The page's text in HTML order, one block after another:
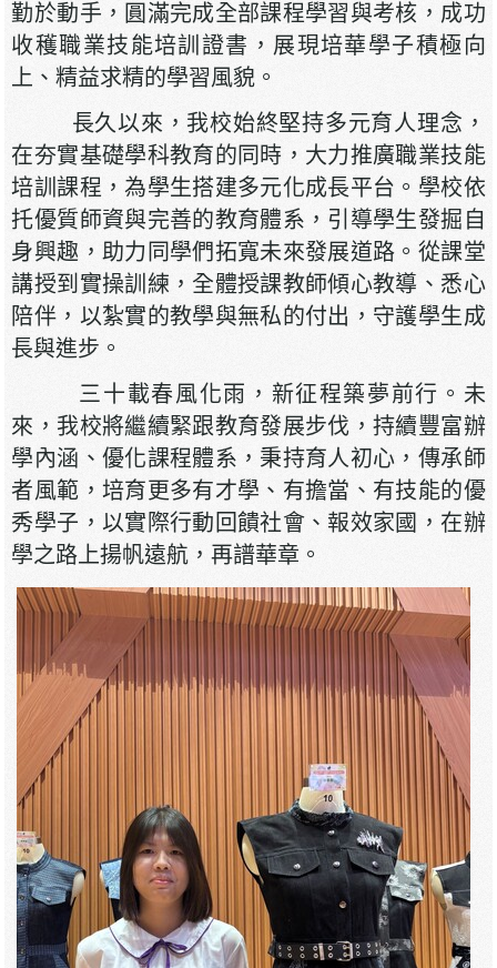
勤於動手，圓滿完成全部課程學習與考核，成功
收穫職業技能培訓證書，展現培華學子積極向
上、精益求精的學習風貌。
長久以來，我校始終堅持多元育人理念，
在夯實基礎學科教育的同時，大力推廣職業技能
培訓課程，為學生搭建多元化成長平台。學校依
托優質師資與完善的教育體系，引導學生發掘自
身興趣，助力同學們拓寬未來發展道路。從課堂
講授到實操訓練，全體授課教師傾心教導、悉心
陪伴，以紮實的教學與無私的付出，守護學生成
長與進步。
三十載春風化雨，新征程築夢前行。未
來，我校將繼續緊跟教育發展步伐，持續豐富辦
學內涵、優化課程體系，秉持育人初心，傳承師
者風範，培育更多有才學、有擔當、有技能的優
秀學子，以實際行動回饋社會、報效家國，在辦
學之路上揚帆遠航，再譜華章。